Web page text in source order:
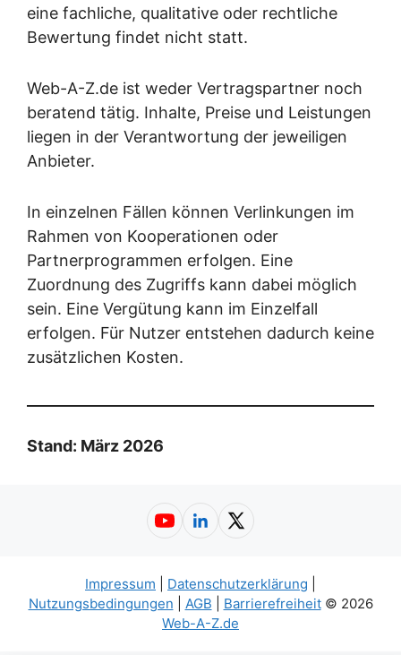
eine fachliche, qualitative oder rechtliche
Bewertung findet nicht statt.
Web-A-Z.de ist weder Vertragspartner noch
beratend tätig. Inhalte, Preise und Leistungen
liegen in der Verantwortung der jeweiligen
Anbieter.
In einzelnen Fällen können Verlinkungen im
Rahmen von Kooperationen oder
Partnerprogrammen erfolgen. Eine
Zuordnung des Zugriffs kann dabei möglich
sein. Eine Vergütung kann im Einzelfall
erfolgen. Für Nutzer entstehen dadurch keine
zusätzlichen Kosten.
Stand: März 2026
YouTube
LinkedIn
X
Impressum Datenschutzerklärung
Nutzungsbedingungen
AGB Barrierefreiheit© 2026
Web-A-Z.de